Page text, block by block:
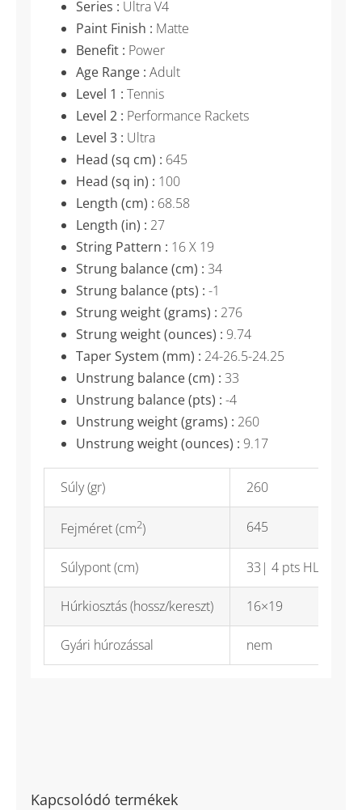
Series : Ultra V4
Paint Finish : Matte
Benefit : Power
Age Range : Adult
Level 1 : Tennis
Level 2 : Performance Rackets
Level 3 : Ultra
Head (sq cm) : 645
Head (sq in) : 100
Length (cm) : 68.58
Length (in) : 27
String Pattern : 16 X 19
Strung balance (cm) : 34
Strung balance (pts) : -1
Strung weight (grams) : 276
Strung weight (ounces) : 9.74
Taper System (mm) : 24-26.5-24.25
Unstrung balance (cm) : 33
Unstrung balance (pts) : -4
Unstrung weight (grams) : 260
Unstrung weight (ounces) : 9.17
Súly (gr) 260
Fejméret (cm2) 645
Súlypont (cm) 33| 4 pts HL
Húrkiosztás (hossz/kereszt) 16×19
Gyári húrozással nem
Kapcsolódó termékek